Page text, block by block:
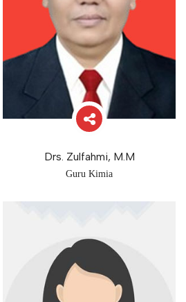
Drs. Zulfahmi, M.M
Guru Kimia